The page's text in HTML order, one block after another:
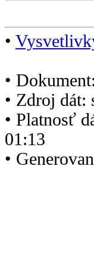
•
•
• Zdroj dát:
• Platnosť
01:13
•